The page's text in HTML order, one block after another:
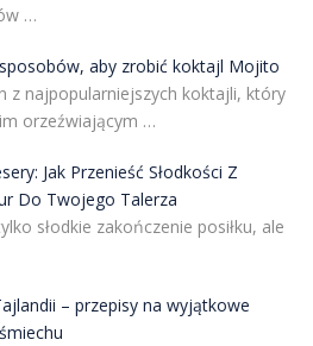
…
aby zrobić koktajl Mojito
z najpopularniejszych koktajli, który
orzeźwiającym …
Jak Przenieść Słodkości Z
Do Twojego Talerza
słodkie zakończenie posiłku, ale
– przepisy na wyjątkowe